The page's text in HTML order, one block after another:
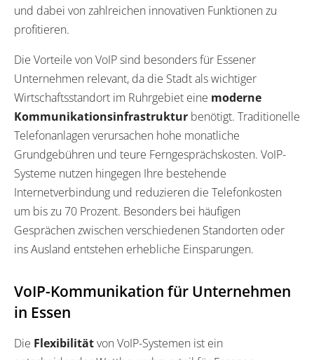
und dabei von zahlreichen innovativen Funktionen zu
profitieren.
Die Vorteile von VoIP sind besonders für Essener
Unternehmen relevant, da die Stadt als wichtiger
Wirtschaftsstandort im Ruhrgebiet eine moderne
Kommunikationsinfrastruktur benötigt. Traditionelle
Telefonanlagen verursachen hohe monatliche
Grundgebühren und teure Ferngesprächskosten. VoIP-
Systeme nutzen hingegen Ihre bestehende
Internetverbindung und reduzieren die Telefonkosten
um bis zu 70 Prozent. Besonders bei häufigen
Gesprächen zwischen verschiedenen Standorten oder
ins Ausland entstehen erhebliche Einsparungen.
VoIP-Kommunikation für Unternehmen
in Essen
Die Flexibilitätvon VoIP-Systemen ist ein